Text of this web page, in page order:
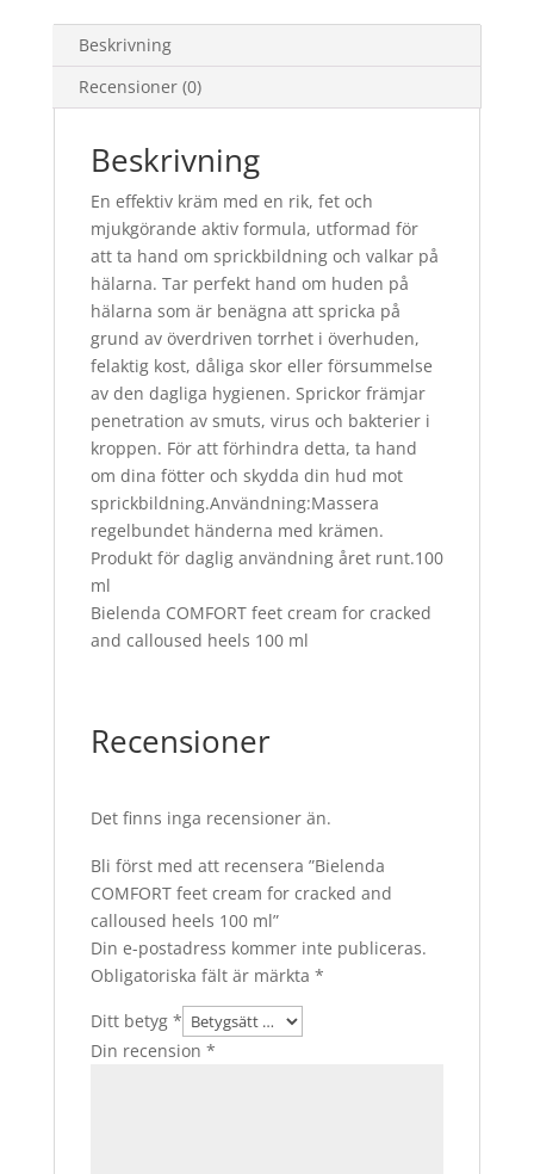
Beskrivning
Recensioner (0)
Beskrivning
En effektiv kräm med en rik, fet och
mjukgörande aktiv formula, utformad för
att ta hand om sprickbildning och valkar på
hälarna. Tar perfekt hand om huden på
hälarna som är benägna att spricka på
grund av överdriven torrhet i överhuden,
felaktig kost, dåliga skor eller försummelse
av den dagliga hygienen. Sprickor främjar
penetration av smuts, virus och bakterier i
kroppen. För att förhindra detta, ta hand
om dina fötter och skydda din hud mot
sprickbildning.Användning:Massera
regelbundet händerna med krämen.
Produkt för daglig användning året runt.100
ml
Bielenda COMFORT feet cream for cracked
and calloused heels 100 ml
Recensioner
Det finns inga recensioner än.
Bli först med att recensera ”Bielenda
COMFORT feet cream for cracked and
calloused heels 100 ml”
Din e-postadress kommer inte publiceras.
Obligatoriska fält är märkta *
Ditt betyg *
Din recension *